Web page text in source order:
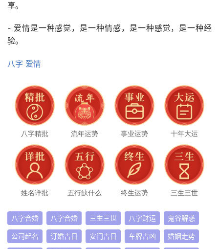
享。
- 爱情是一种感觉，是一种情感，是一种感觉，是一种经
验。
八字 爱情
八字精批 流年运势 事业运势 十年大运
姓名详批 五行缺什么 终生运势 三生三世
八字合婚 八字合婚 三生三世 八字财运 鬼谷解惑
公司起名 订婚吉日 安门吉日 车牌吉凶 婚姻走势